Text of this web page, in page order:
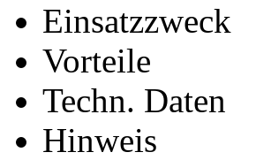
Einsatzzweck
Vorteile
Techn. Daten
Hinweis